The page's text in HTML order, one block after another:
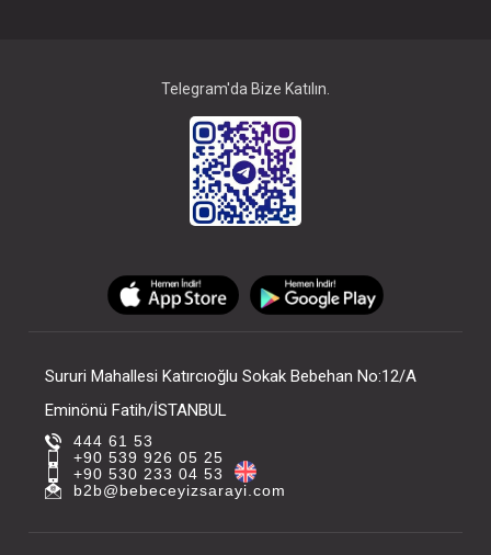
Telegram'da Bize Katılın.
Sururi Mahallesi Katırcıoğlu Sokak Bebehan No:12/A
Eminönü Fatih/İSTANBUL
444 61 53
+90 539 926 05 25
+90 530 233 04 53
b2b@bebeceyizsarayi.com